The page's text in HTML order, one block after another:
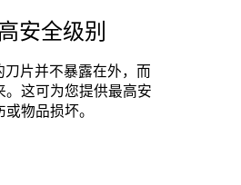
安全级别
刀片并不暴露在外，而
。这可为您提供最高安
物品损坏。